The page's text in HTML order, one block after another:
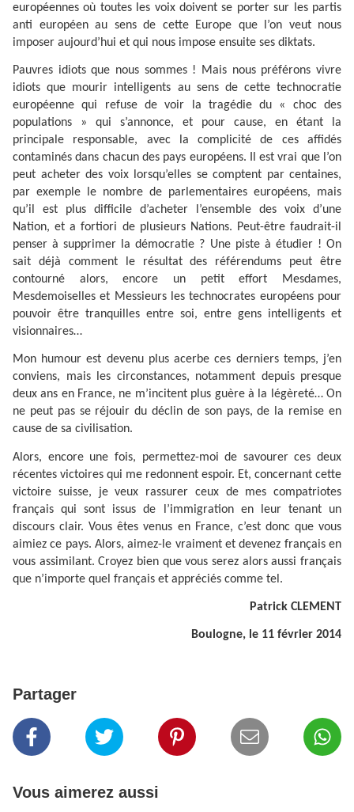
européennes où toutes les voix doivent se porter sur les partis
anti européen au sens de cette Europe que l’on veut nous
imposer aujourd’hui et qui nous impose ensuite ses diktats.
Pauvres idiots que nous sommes ! Mais nous préférons vivre
idiots que mourir intelligents au sens de cette technocratie
européenne qui refuse de voir la tragédie du « choc des
populations » qui s’annonce, et pour cause, en étant la
principale responsable, avec la complicité de ces affidés
contaminés dans chacun des pays européens. Il est vrai que l’on
peut acheter des voix lorsqu’elles se comptent par centaines,
par exemple le nombre de parlementaires européens, mais
qu’il est plus difficile d’acheter l’ensemble des voix d’une
Nation, et a fortiori de plusieurs Nations. Peut-être faudrait-il
penser à supprimer la démocratie ? Une piste à étudier ! On
sait déjà comment le résultat des référendums peut être
contourné alors, encore un petit effort Mesdames,
Mesdemoiselles et Messieurs les technocrates européens pour
pouvoir être tranquilles entre soi, entre gens intelligents et
visionnaires…
Mon humour est devenu plus acerbe ces derniers temps, j’en
conviens, mais les circonstances, notamment depuis presque
deux ans en France, ne m’incitent plus guère à la légèreté… On
ne peut pas se réjouir du déclin de son pays, de la remise en
cause de sa civilisation.
Alors, encore une fois, permettez-moi de savourer ces deux
récentes victoires qui me redonnent espoir. Et, concernant cette
victoire suisse, je veux rassurer ceux de mes compatriotes
français qui sont issus de l’immigration en leur tenant un
discours clair. Vous êtes venus en France, c’est donc que vous
aimiez ce pays. Alors, aimez-le vraiment et devenez français en
vous assimilant. Croyez bien que vous serez alors aussi français
que n’importe quel français et appréciés comme tel.
Patrick CLEMENT
Boulogne, le 11 février 2014
Partager
Vous aimerez aussi